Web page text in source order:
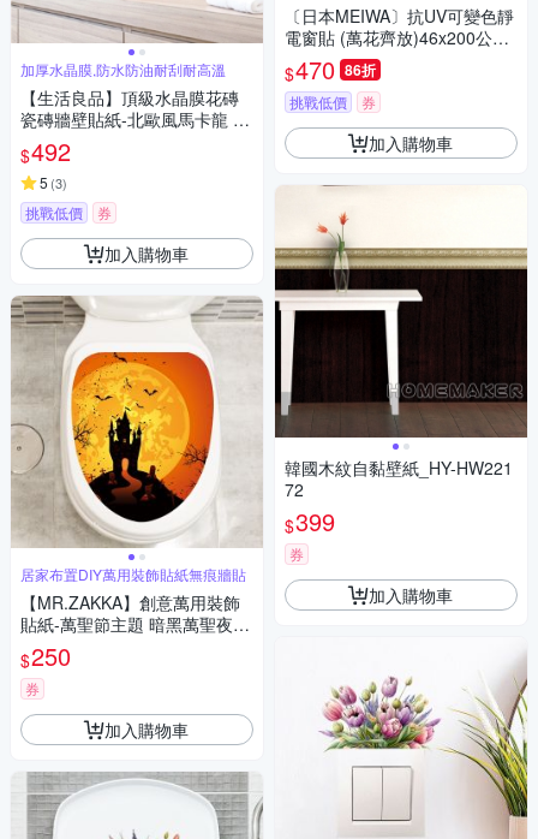
加厚水晶膜,防水防油耐刮耐高溫
【生活良品】頂級水晶膜花磚
瓷磚牆壁貼紙-北歐風馬卡龍 20
x20cm 每套10片
$492
5 (3)
挑戰低價 券
加入購物車
居家布置DIY萬用裝飾貼紙無痕牆貼
【MR.ZAKKA】創意萬用裝飾
貼紙-萬聖節主題 暗黑萬聖夜 F
款 居家布置 DIY可移式壁貼 無
痕壁貼 牆貼
$250
券
加入購物車
〔日本MEIWA〕抗UV可變色靜
電窗貼 (萬花齊放)46x200公分
★促銷★
$470 86折
挑戰低價 券
加入購物車
韓國木紋自黏壁紙_HY-HW221
72
$399
券
加入購物車